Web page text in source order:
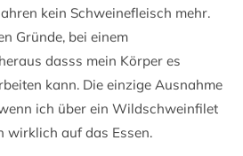
kein Schweinefleisch mehr.
Gründe, bei einem
dasss mein Körper es
kann. Die einzige Ausnahme
ich über ein Wildschweinfilet
wirklich auf das Essen.